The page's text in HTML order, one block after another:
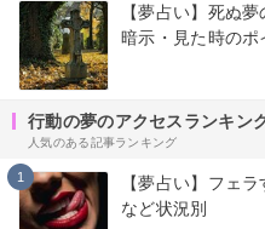
【夢占い】死ぬ
暗示・見た時のポ
行動の夢のアクセスランキン
人気のある記事ランキング
1
【夢占い】フェ
など状況別